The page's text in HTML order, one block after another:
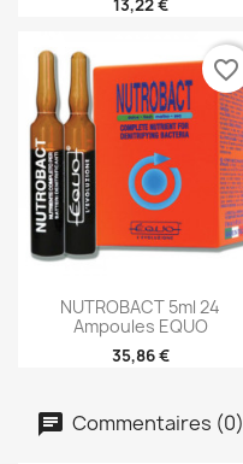
13,22 €
NUTROBACT 5ml 24
Ampoules EQUO
35,86 €
favorite_border
Commentaires (0)